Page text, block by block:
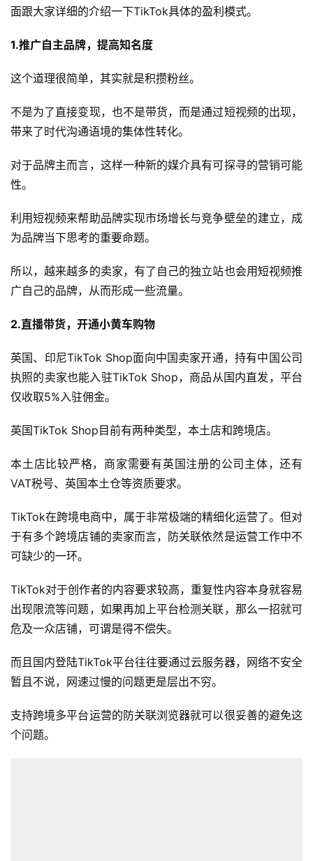
面跟大家详细的介绍一下TikTok具体的盈利模式。
1.推广自主品牌，提高知名度
这个道理很简单，其实就是积攒粉丝。
不是为了直接变现，也不是带货，而是通过短视频的出现，
带来了时代沟通语境的集体性转化。
对于品牌主而言，这样一种新的媒介具有可探寻的营销可能
性。
利用短视频来帮助品牌实现市场增长与竞争壁垒的建立，成
为品牌当下思考的重要命题。
所以，越来越多的卖家，有了自己的独立站也会用短视频推
广自己的品牌，从而形成一些流量。
2.直播带货，开通小黄车购物
英国、印尼TikTok Shop面向中国卖家开通，持有中国公司
执照的卖家也能入驻TikTok Shop，商品从国内直发，平台
仅收取5%入驻佣金。
英国TikTok Shop目前有两种类型，本土店和跨境店。
本土店比较严格，商家需要有英国注册的公司主体，还有
VAT税号、英国本土仓等资质要求。
TikTok在跨境电商中，属于非常极端的精细化运营了。但对
于有多个跨境店铺的卖家而言，防关联依然是运营工作中不
可缺少的一环。
TikTok对于创作者的内容要求较高，重复性内容本身就容易
出现限流等问题，如果再加上平台检测关联，那么一招就可
危及一众店铺，可谓是得不偿失。
而且国内登陆TikTok平台往往要通过云服务器，网络不安全
暂且不说，网速过慢的问题更是层出不穷。
支持跨境多平台运营的防关联浏览器就可以很妥善的避免这
个问题。